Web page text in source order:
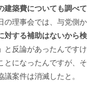
建築費についても調べて
の理事会では、与党側か
対する補助はないから検
と反論があったんですけ
とになったんですが、そ
案件は消滅したと。